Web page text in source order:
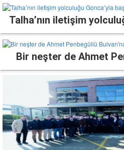
Talha’nın iletişim
Bir neşter de Ahmet